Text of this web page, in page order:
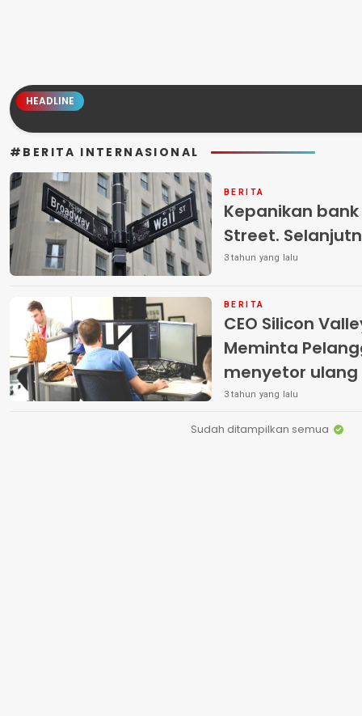
HEADLINE
#BERITA INTERNASIONAL
BERITA
Kepanikan
Street.
3 tahun yang lalu
BERITA
CEO Silicon
Meminta
menyetor
3 tahun yang lalu
Sudah ditampilkan semua